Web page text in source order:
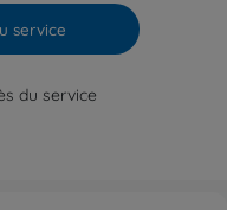
service
du service